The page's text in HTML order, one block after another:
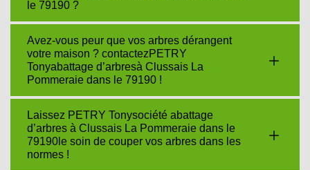
le 79190 ?
Avez-vous peur que vos arbres dérangent
votre maison ? contactezPETRY
Tonyabattage d’arbresà Clussais La
Pommeraie dans le 79190 !
Laissez PETRY Tonysociété abattage
d’arbres à Clussais La Pommeraie dans le
79190le soin de couper vos arbres dans les
normes !